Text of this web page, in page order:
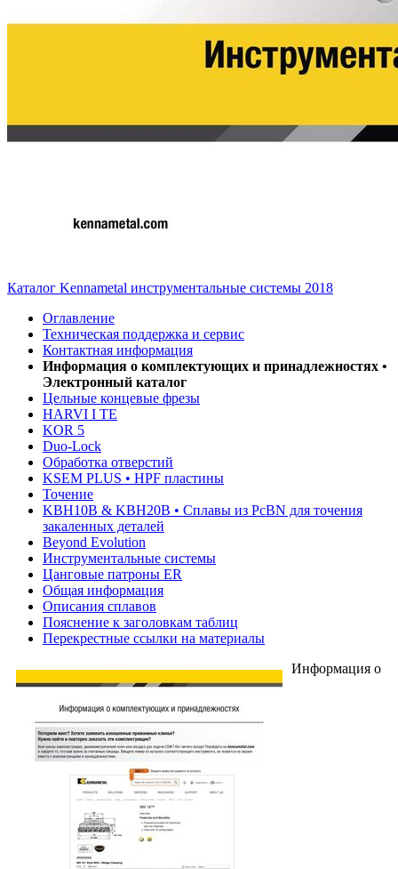
Каталог Kennametal инструментальные системы 2018
Оглавление
Техническая поддержка и сервис
Контактная информация
Информация о комплектующих и принадлежностях •
Электронный каталог
Цельные концевые фрезы
HARVI I TE
KOR 5
Duo-Lock
Обработка отверстий
KSEM PLUS • HPF пластины
Точение
KBH10B & KBH20B • Сплавы из PcBN для точения
закаленных деталей
Beyond Evolution
Инструментальные системы
Цанговые патроны ER
Общая информация
Описания сплавов
Пояснение к заголовкам таблиц
Перекрестные ссылки на материалы
Информация о